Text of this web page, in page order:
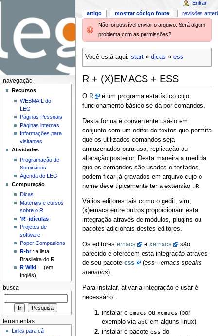
Não foi possível enviar o arquivo. Será algum
problema com as permissões?
Você está aqui: start» dicas » ess
R + (X)EMACS + ESS
O R
é um programa estatístico cujo
funcionamento básico se dá por comandos.
Desta forma é conveniente usá-lo em
conjunto com um editor de textos que permita
que os utilizados comandos seja
armazenados para uso, replicação ou
alteração posterior. Desta maneira a medida
que os comandos são usados e testados,
podem ficar já gravados em arquivo cujo o
nome deve tipicamente ter a extensão .R
Vários editores tais como o gedit, vim,
(x)emacs entre outros proporcionam esta
integração através de módulos, plugins ou
pacotes adicionais destes editores.
Os editores emacs e xemacs
são
parecido e oferecem esta integração atraves
de seu pacote ess (ess - emacs speaks
statistics)
Para instalar, ativar a integração e usar é
necessário:
instalar oemacs ouxemacs (por
exemplo viaapt em alguns linux)
instalar o pacoteess do
artigo mostrar código fonte revisões
Entrar
navegação
Recursos
WEBMAIL do
LEG
Páginas Pessoais
Páginas internas
Informações para
visitantes
Atividades
Programação de
Seminários
Agenda do LEG
Computação
Dicas
Materiais e cursos
sobre o R
'R'-idículas
Projetos de
software
Paper Companions
R-br: a lista
Brasileira do R
R Wiki
(em
Inglês).
busca
ferramentas
Links para cá